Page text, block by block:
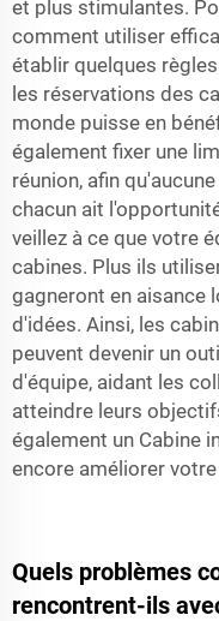
et plus stimulantes.
comment utiliser
établir quelques
les réservations des
monde puisse en
également fixer une
réunion, afin
chacun ait
veillez à ce que votre
cabines. Plus ils
gagneront en aisance
d'idées. Ainsi, les
peuvent devenir un
d'équipe, aidant les
atteindre leurs
également un Cabine
encore améliorer
Quels problèmes
rencontrent-ils